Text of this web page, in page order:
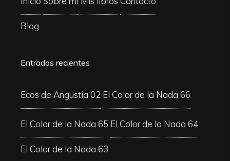
Blog
Entradas recientes
Ecos de Angustia 02 El Color de la Nada 66
El Color de la Nada 65 El Color de la Nada 64
El Color de la Nada 63